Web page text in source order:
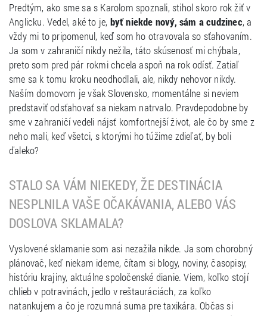
Predtým, ako sme sa s Karolom spoznali, stihol skoro rok žiť v
Anglicku. Vedel, aké to je, byť niekde nový, sám a cudzinec, a
vždy mi to pripomenul, keď som ho otravovala so sťahovaním.
Ja som v zahraničí nikdy nežila, táto skúsenosť mi chýbala,
preto som pred pár rokmi chcela aspoň na rok odísť. Zatiaľ
sme sa k tomu kroku neodhodlali, ale, nikdy nehovor nikdy.
Naším domovom je však Slovensko, momentálne si neviem
predstaviť odsťahovať sa niekam natrvalo. Pravdepodobne by
sme v zahraničí vedeli nájsť komfortnejší život, ale čo by sme z
neho mali, keď všetci, s ktorými ho túžime zdieľať, by boli
ďaleko?
STALO SA VÁM NIEKEDY, ŽE DESTINÁCIA
NESPLNILA VAŠE OČAKÁVANIA, ALEBO VÁS
DOSLOVA SKLAMALA?
Vyslovené sklamanie som asi nezažila nikde. Ja som chorobný
plánovač, keď niekam ideme, čítam si blogy, noviny, časopisy,
históriu krajiny, aktuálne spoločenské dianie. Viem, koľko stojí
chlieb v potravinách, jedlo v reštauráciách, za koľko
natankujem a čo je rozumná suma pre taxikára. Občas si